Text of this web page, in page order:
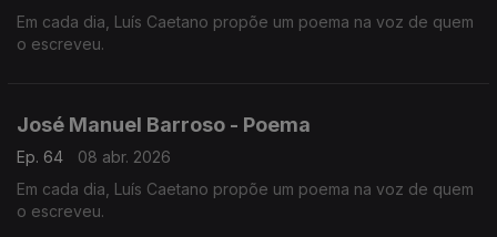
Em cada dia, Luís Caetano propõe um poema na voz de quem
o escreveu.
José Manuel Barroso - Poema
Ep. 64
08 abr. 2026
Em cada dia, Luís Caetano propõe um poema na voz de quem
o escreveu.